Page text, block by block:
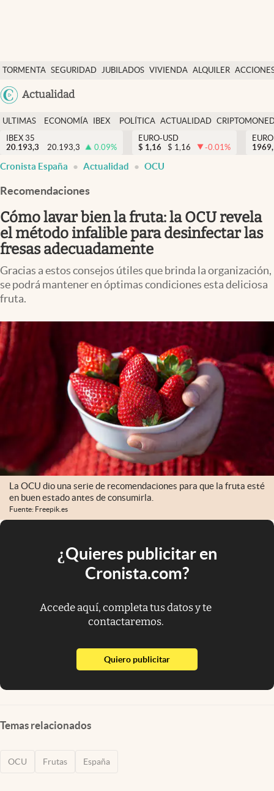
TORMENTA SEGURIDAD JUBILADOS VIVIENDA ALQUILER
Actualidad
Economía y finanzas
Política
Actualidad
Criptomonedas
España
ULTIMAS
NOTICIAS
ECONOMÍA
FINANZAS
IBEX
EURO
POLÍTICA ACTUALIDAD
IBEX 35
20.193,3
20.193,3 0.09%
EURO-USD
$ 1,16 $ 1,16 -0.01%
Cronista España Actualidad OCU
Recomendaciones
Cómo lavar bien la fruta: la OCU revela
el método infalible para desinfectar las
fresas adecuadamente
Gracias a estos consejos útiles que brinda la organización,
se podrá mantener en óptimas condiciones esta deliciosa
fruta.
La OCU dio una serie de recomendaciones para que la fruta esté
en buen estado antes de consumirla.
Fuente: Freepik.es
¿Quieres publicitar en
Cronista.com?
Accede aquí, completa tus datos y te
contactaremos.
Quiero publicitarabre en nueva pestaña
Temas relacionados
OCU Frutas España